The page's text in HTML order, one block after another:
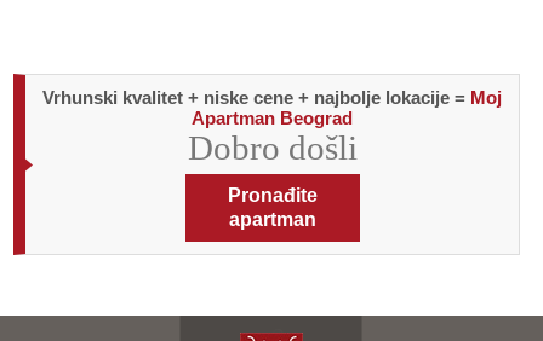
Vrhunski kvalitet + niske cene + najbolje lokacije = Moj
Apartman Beograd
Dobro došli
Pronađite
apartman